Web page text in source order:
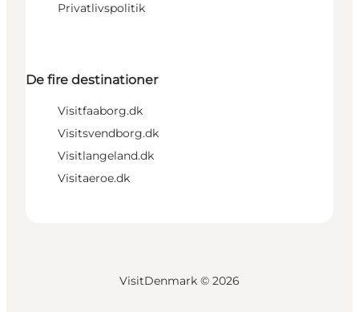
Privatlivspolitik
De fire destinationer
Visitfaaborg.dk
Visitsvendborg.dk
Visitlangeland.dk
Visitaeroe.dk
VisitDenmark © 2026